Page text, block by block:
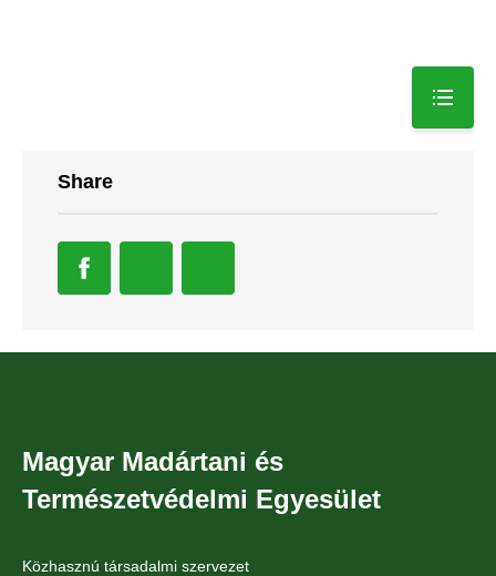
Share
Magyar Madártani és
Természetvédelmi Egyesület
Közhasznú társadalmi szervezet